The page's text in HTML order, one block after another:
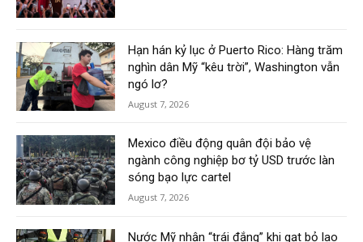
Hạn hán kỷ lục ở Puerto Rico: Hàng trăm
nghìn dân Mỹ “kêu trời”, Washington vẫn
ngó lơ?
August 7, 2026
Mexico điều động quân đội bảo vệ
ngành công nghiệp bơ tỷ USD trước làn
sóng bạo lực cartel
August 7, 2026
Nước Mỹ nhận “trái đắng” khi gạt bỏ lao